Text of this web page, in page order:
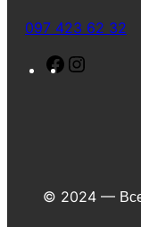
097 423 62 32
F
o
r
© 2024 — Все